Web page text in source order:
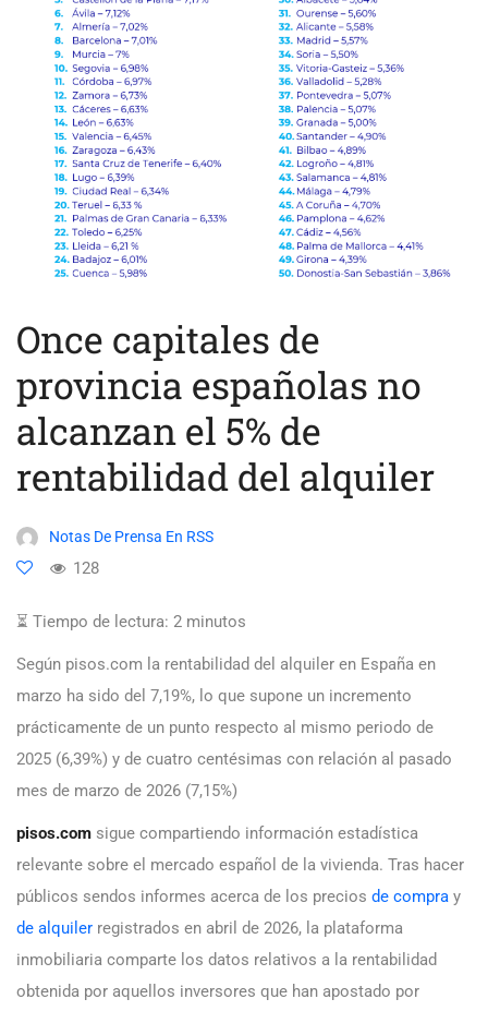
Once capitales de
provincia españolas no
alcanzan el 5% de
rentabilidad del alquiler
Notas De Prensa En RSS
128
⏳ Tiempo de lectura: 2 minutos
Según pisos.com la rentabilidad del alquiler en España en
marzo ha sido del 7,19%, lo que supone un incremento
prácticamente de un punto respecto al mismo periodo de
2025 (6,39%) y de cuatro centésimas con relación al pasado
mes de marzo de 2026 (7,15%)
pisos.com sigue compartiendo información estadística
relevante sobre el mercado español de la vivienda. Tras hacer
públicos sendos informes acerca de los precios de compra y
de alquiler registrados en abril de 2026, la plataforma
inmobiliaria comparte los datos relativos a la rentabilidad
obtenida por aquellos inversores que han apostado por